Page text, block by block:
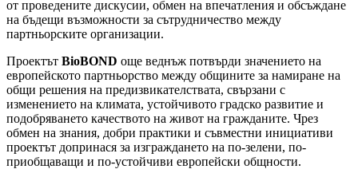
от проведените дискусии, обмен на впечатления и обсъждане
на бъдещи възможности за сътрудничество между
партньорските организации.
Проектът BioBOND още веднъж потвърди значението на
европейското партньорство между общините за намиране на
общи решения на предизвикателствата, свързани с
изменението на климата, устойчивото градско развитие и
подобряването качеството на живот на гражданите. Чрез
обмен на знания, добри практики и съвместни инициативи
проектът допринася за изграждането на по-зелени, по-
приобщаващи и по-устойчиви европейски общности.